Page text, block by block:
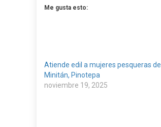
Me gusta esto:
Atiende edil a mujeres pesqueras de
Minitán, Pinotepa
noviembre 19, 2025